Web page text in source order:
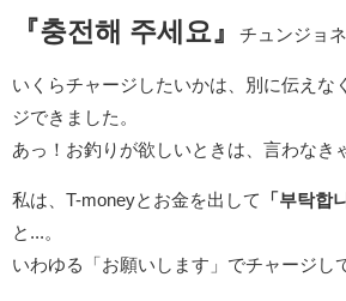
『충전해 주세요』 チュンジョ
いくらチャージしたいかは、別に伝えな
ジできました。
あっ！お釣りが欲しいときは、言わなき
私は、T-moneyとお金を出して 「부탁합
と...。
いわゆる「お願いします」でチャージし